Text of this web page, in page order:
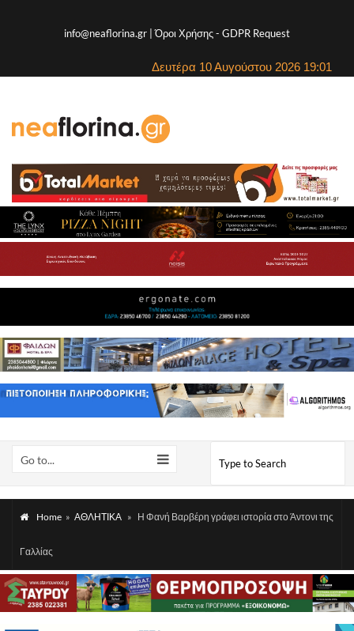
info@neaflorina.gr |Όροι Χρήσης- GDPR Request
Δευτέρα 10 Αυγούστου 2026 19:01
Go to...
Home » ΑΘΛΗΤΙΚΑ » Η Φανή Βαρβέρη γράφει ιστορία στο Άντονι της
Γαλλίας